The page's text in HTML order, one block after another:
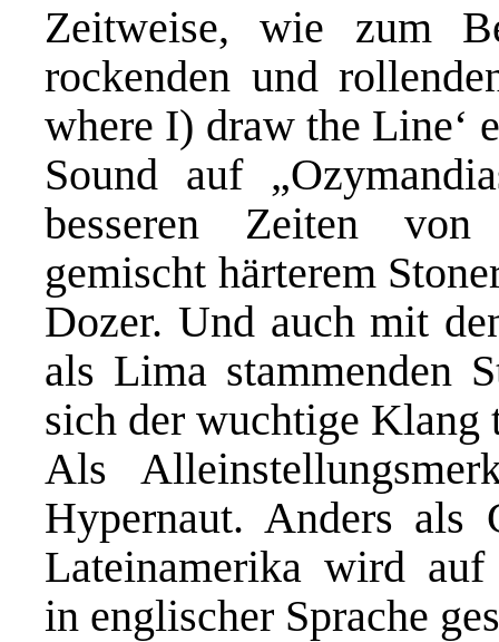
Zeitweise, wie zum
rockenden und
where I) draw the Line‘
Sound auf
besseren Zeiten von
gemischt härterem
Dozer. Und auch mit
als Lima stammenden
sich der wuchtige Klang
Als
Hypernaut. Anders als
Lateinamerika wird auf
in englischer Sprache